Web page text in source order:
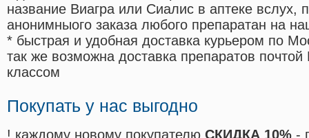
название Виагра или Сиалис в аптеке вслух,
анонимныого заказа любого препаратан на
* быстрая и удобная доставка курьером по
так же возможна доставка препаратов
классом
Покупать у нас выгодно
! каждому новому покупателю СКИДКА 10% -